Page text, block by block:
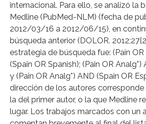
internacional. Para ello, se analizó la
Medline (PubMed-NLM) (fecha de
2012/03/16 a 2012/06/15), en
búsqueda anterior (DOLOR.
estrategia de búsqueda fue: (Pain OR
(Spain OR Spanish); (Pain OR Analg*)
y (Pain OR Analg*) AND (Spain OR
dirección de los autores
la del primer autor, o la que Medline
lugar. Los trabajos marcados con un